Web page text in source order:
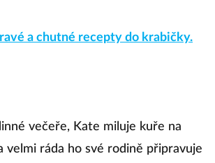
a chutné recepty do krabičky.
večeře, Kate miluje kuře na
velmi ráda ho své rodině připravuje